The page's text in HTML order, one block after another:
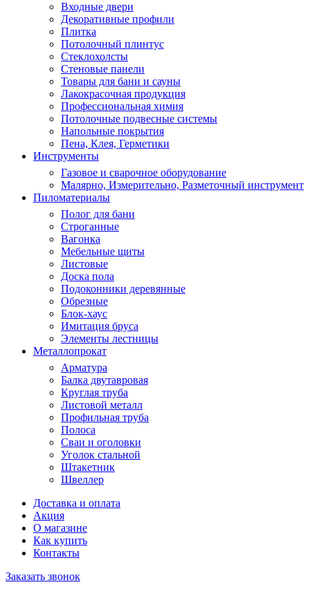
Входные двери
Декоративные профили
Плитка
Потолочный плинтус
Стеклохолсты
Стеновые панели
Товары для бани и сауны
Лакокрасочная продукция
Профессиональная химия
Потолочные подвесные системы
Напольные покрытия
Пена, Клея, Герметики
Инструменты
Газовое и сварочное оборудование
Малярно, Измерительно, Разметочный инструмент
Пиломатериалы
Полог для бани
Строганные
Вагонка
Мебельные щиты
Листовые
Доска пола
Подоконники деревянные
Обрезные
Блок-хаус
Имитация бруса
Элементы лестницы
Металлопрокат
Арматура
Балка двутавровая
Круглая труба
Листовой металл
Профильная труба
Полоса
Сваи и оголовки
Уголок стальной
Штакетник
Швеллер
Доставка и оплата
Акция
О магазине
Как купить
Контакты
Заказать звонок